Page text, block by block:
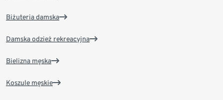
Biżuteria damska
Damska odzież rekreacyjna
Bielizna męska
Koszule męskie